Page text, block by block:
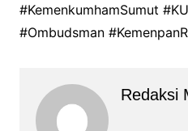
#KemenkumhamSumut
#Ombudsman
Redaksi